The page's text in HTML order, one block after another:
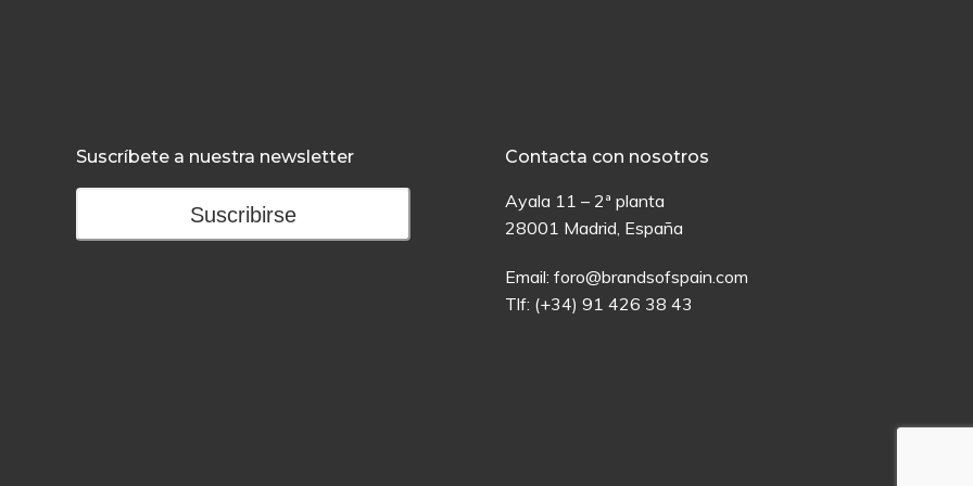
Suscríbete a nuestra newsletter
Suscribirse
Contacta con nosotros
Ayala 11 – 2ª planta
28001 Madrid, España
Email:foro@brandsofspain.com
Tlf: (+34) 91 426 38 43